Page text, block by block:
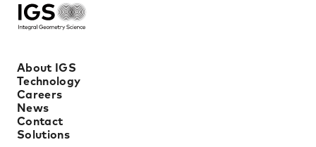
About IGS
Technology
Careers
News
Contact
Solutions